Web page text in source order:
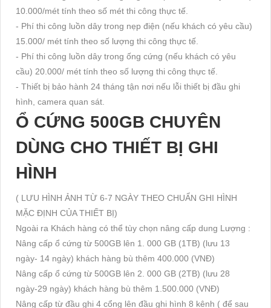
10.000/mét tính theo số mét thi công thực tế.
- Phí thi công luồn dây trong nẹp điện (nếu khách có yêu cầu)
15.000/ mét tính theo số lượng thi công thực tế.
- Phí thi công luồn dây trong ống cứng (nếu khách có yêu
cầu) 20.000/ mét tính theo số lượng thi công thực tế.
- Thiết bị bảo hành 24 tháng tận nơi nếu lỗi thiết bị đầu ghi
hình, camera quan sát.
Ổ CỨNG 500GB CHUYÊN
DÙNG CHO THIẾT BỊ GHI
HÌNH
( LƯU HÌNH ẢNH TỪ 6-7 NGÀY THEO CHUẨN GHI HÌNH
MẶC ĐỊNH CỦA THIẾT BỊ)
Ngoài ra Khách hàng có thể tùy chọn nâng cấp dung Lượng :
Nâng cấp ổ cứng từ 500GB lên 1. 000 GB (1TB) (lưu 13
ngày- 14 ngày) khách hàng bù thêm 400.000 (VNĐ)
Nâng cấp ổ cứng từ 500GB lên 2. 000 GB (2TB) (lưu 28
ngày-29 ngày) khách hàng bù thêm 1.500.000 (VNĐ)
Nâng cấp từ đầu ghi 4 cổng lên đầu ghi hình 8 kênh ( để sau